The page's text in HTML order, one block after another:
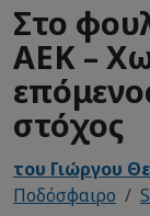
Στο
ΑΕΚ –
στόχος
του Γιώργου
Ποδόσφαιρο